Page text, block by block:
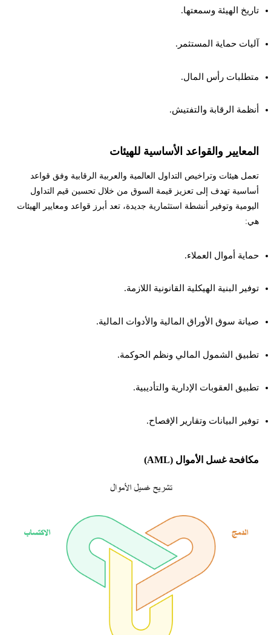
تاريخ الهيئة وسمعتها.
آليات حماية المستثمر.
متطلبات رأس المال.
أنظمة الرقابة والتفتيش.
المعايير والقواعد الأساسية للهيئات
تعمل هيئات وتراخيص التداول العالمية والعربية الرقابية وفق قواعد
أساسية تهدف إلى تعزيز قيمة السوق من خلال تحسين قيم التداول
اليومية وتوفير أنشطة استثمارية جديدة، تعد أبرز قواعد ومعايير الهيئات
هي:
حماية أموال العملاء.
توفير البنية الهيكلية القانونية اللازمة.
صيانة سوق الأوراق المالية والأدوات المالية.
تطبيق الشمول المالي ونظم الحوكمة.
تطبيق العقوبات الإدارية والتأديبية.
توفير البيانات وتقارير الإفصاح.
مكافحة غسل الأموال (AML)